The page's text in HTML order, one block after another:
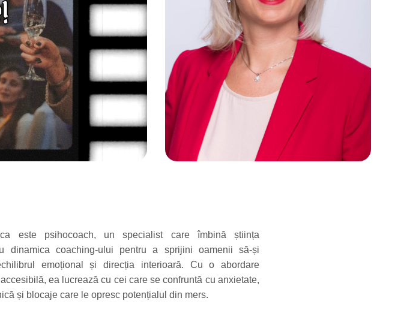
este psihocoach, un specialist care îmbină știința
dinamica coaching-ului pentru a sprijini oamenii să-și
emoțional și direcția interioară. Cu o abordare
ea lucrează cu cei care se confruntă cu anxietate,
și blocaje care le opresc potențialul din mers.